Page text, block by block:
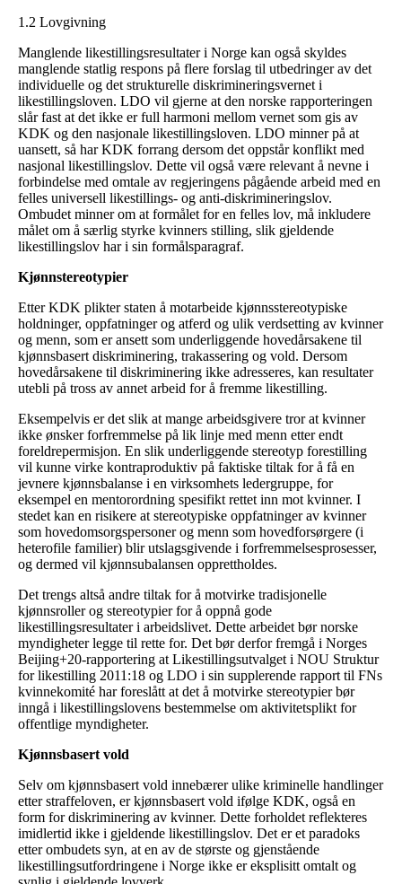
1.2 Lovgivning
Manglende likestillingsresultater i Norge kan også skyldes
manglende statlig respons på flere forslag til utbedringer av det
individuelle og det strukturelle diskrimineringsvernet i
likestillingsloven. LDO vil gjerne at den norske rapporteringen
slår fast at det ikke er full harmoni mellom vernet som gis av
KDK og den nasjonale likestillingsloven. LDO minner på at
uansett, så har KDK forrang dersom det oppstår konflikt med
nasjonal likestillingslov. Dette vil også være relevant å nevne i
forbindelse med omtale av regjeringens pågående arbeid med en
felles universell likestillings- og anti-diskrimineringslov.
Ombudet minner om at formålet for en felles lov, må inkludere
målet om å særlig styrke kvinners stilling, slik gjeldende
likestillingslov har i sin formålsparagraf.
Kjønnstereotypier
Etter KDK plikter staten å motarbeide kjønnsstereotypiske
holdninger, oppfatninger og atferd og ulik verdsetting av kvinner
og menn, som er ansett som underliggende hovedårsakene til
kjønnsbasert diskriminering, trakassering og vold. Dersom
hovedårsakene til diskriminering ikke adresseres, kan resultater
utebli på tross av annet arbeid for å fremme likestilling.
Eksempelvis er det slik at mange arbeidsgivere tror at kvinner
ikke ønsker forfremmelse på lik linje med menn etter endt
foreldrepermisjon. En slik underliggende stereotyp forestilling
vil kunne virke kontraproduktiv på faktiske tiltak for å få en
jevnere kjønnsbalanse i en virksomhets ledergruppe, for
eksempel en mentorordning spesifikt rettet inn mot kvinner. I
stedet kan en risikere at stereotypiske oppfatninger av kvinner
som hovedomsorgspersoner og menn som hovedforsørgere (i
heterofile familier) blir utslagsgivende i forfremmelsesprosesser,
og dermed vil kjønnsubalansen opprettholdes.
Det trengs altså andre tiltak for å motvirke tradisjonelle
kjønnsroller og stereotypier for å oppnå gode
likestillingsresultater i arbeidslivet. Dette arbeidet bør norske
myndigheter legge til rette for. Det bør derfor fremgå i Norges
Beijing+20-rapportering at Likestillingsutvalget i NOU Struktur
for likestilling 2011:18 og LDO i sin supplerende rapport til FNs
kvinnekomité har foreslått at det å motvirke stereotypier bør
inngå i likestillingslovens bestemmelse om aktivitetsplikt for
offentlige myndigheter.
Kjønnsbasert vold
Selv om kjønnsbasert vold innebærer ulike kriminelle handlinger
etter straffeloven, er kjønnsbasert vold ifølge KDK, også en
form for diskriminering av kvinner. Dette forholdet reflekteres
imidlertid ikke i gjeldende likestillingslov. Det er et paradoks
etter ombudets syn, at en av de største og gjenstående
likestillingsutfordringene i Norge ikke er eksplisitt omtalt og